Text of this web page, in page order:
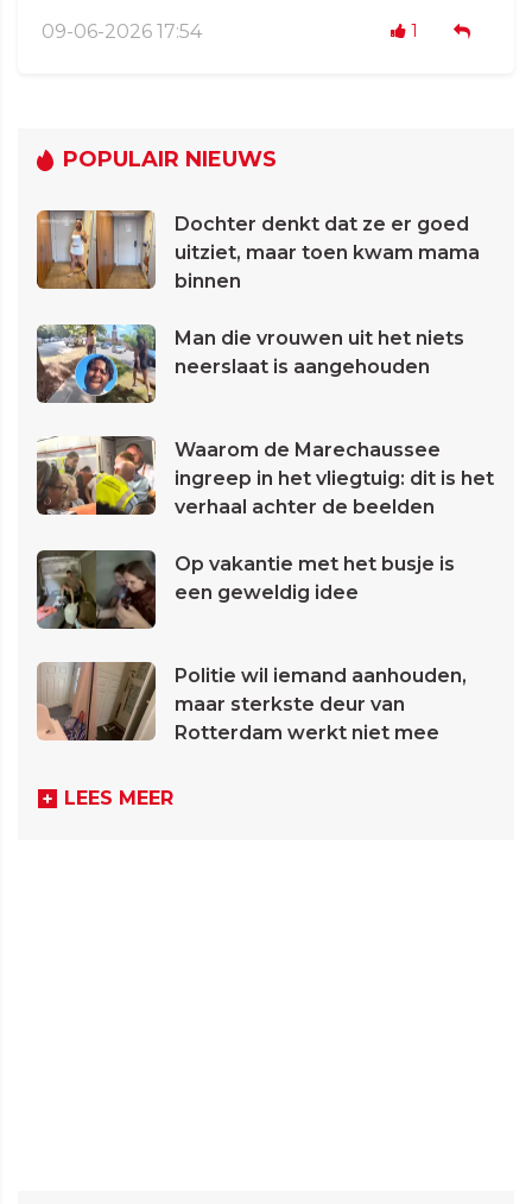
09-06-2026 17:54 1
POPULAIR NIEUWS
Dochter denkt dat ze er goed
uitziet, maar toen kwam mama
binnen
Man die vrouwen uit het niets
neerslaat is aangehouden
Waarom de Marechaussee
ingreep in het vliegtuig: dit is het
verhaal achter de beelden
Op vakantie met het busje is
een geweldig idee
Politie wil iemand aanhouden,
maar sterkste deur van
Rotterdam werkt niet mee
LEES MEER